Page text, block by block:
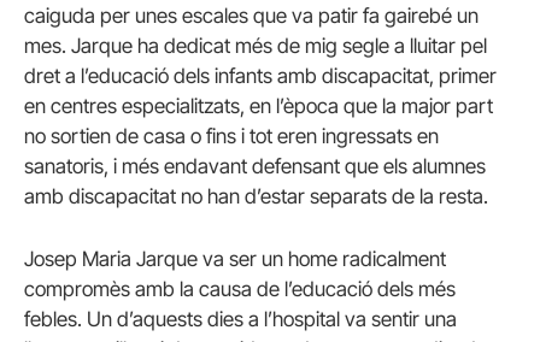
caiguda per unes escales que va patir fa gairebé un
mes. Jarque ha dedicat més de mig segle a lluitar pel
dret a l’educació dels infants amb discapacitat, primer
en centres especialitzats, en l’època que la major part
no sortien de casa o fins i tot eren ingressats en
sanatoris, i més endavant defensant que els alumnes
amb discapacitat no han d’estar separats de la resta.
Josep Maria Jarque va ser un home radicalment
compromès amb la causa de l’educació dels més
febles. Un d’aquests dies a l’hospital va sentir una